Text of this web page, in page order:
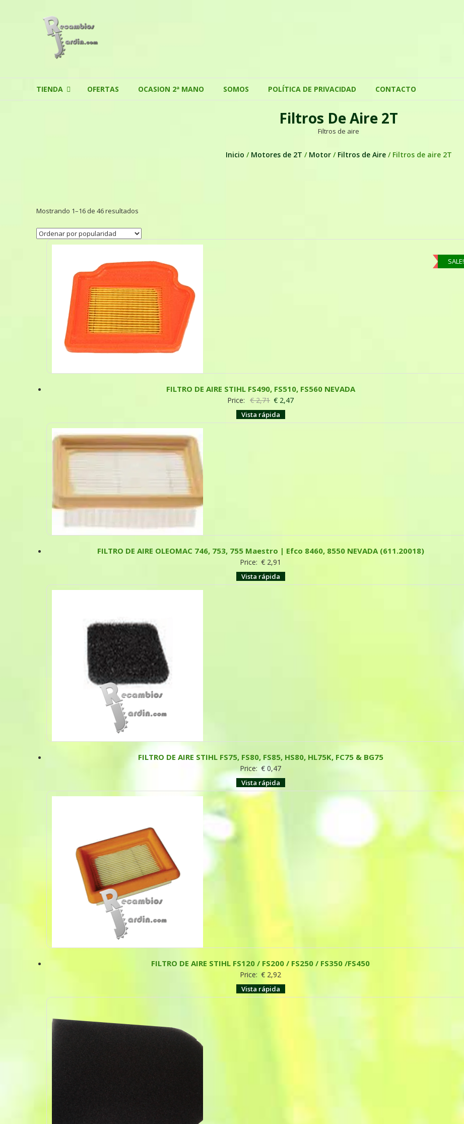
TIENDA OFERTAS OCASION 2ª MANO SOMOS POLÍTICA DE PRIVACIDAD CONTACTO
Filtros De Aire 2T
Filtros de aire
Inicio / Motores de 2T / Motor/ Filtros de Aire/ Filtros de aire 2T
Mostrando 1–16 de 46 resultados
SALE!
FILTRO DE AIRE STIHL FS490, FS510, FS560 NEVADA
Price: €2,71 € 2,47
Vista rápida
FILTRO DE AIRE OLEOMAC 746, 753, 755 Maestro | Efco 8460, 8550 NEVADA (611.20018)
Price: € 2,91
Vista rápida
FILTRO DE AIRE STIHL FS75, FS80, FS85, HS80, HL75K, FC75 & BG75
Price: € 0,47
Vista rápida
FILTRO DE AIRE STIHL FS120 / FS200 / FS250 / FS350 /FS450
Price: € 2,92
Vista rápida